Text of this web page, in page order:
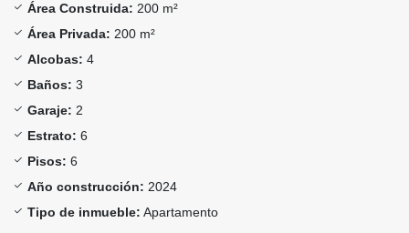
Área Construida: 200 m²
Área Privada: 200 m²
Alcobas: 4
Baños: 3
Garaje: 2
Estrato: 6
Pisos: 6
Año construcción: 2024
Tipo de inmueble: Apartamento